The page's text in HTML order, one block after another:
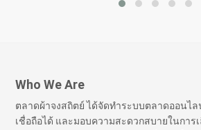
Who We Are
ตลาดผ้าจงสถิตย์ ได้จัดทำระบบตลาดออนไ
เชื่อถือได้ และมอบความสะดวกสบายในการ